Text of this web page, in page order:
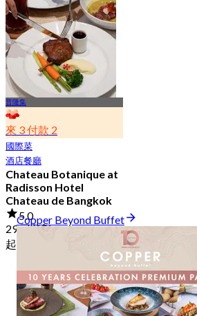
4.8
2.7K 已預訂
起฿ 349.5
普隆集
來 3 付款 2
國際菜
酒店餐廳
Chateau Botanique at
Radisson Hotel
Chateau de Bangkok
5.0
29 已預訂
起
Copper Beyond Buffet